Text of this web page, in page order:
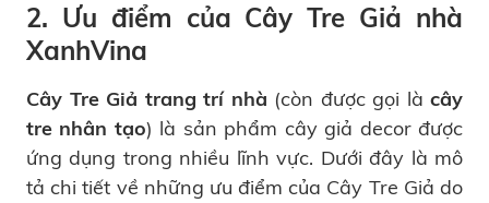
2. Ưu điểm của Cây Tre Giả nhà
XanhVina
Cây Tre Giả trang trí nhà (còn được gọi là cây
tre nhân tạo) là sản phẩm cây giả decor được
ứng dụng trong nhiều lĩnh vực. Dưới đây là mô
tả chi tiết về những ưu điểm của Cây Tre Giả do